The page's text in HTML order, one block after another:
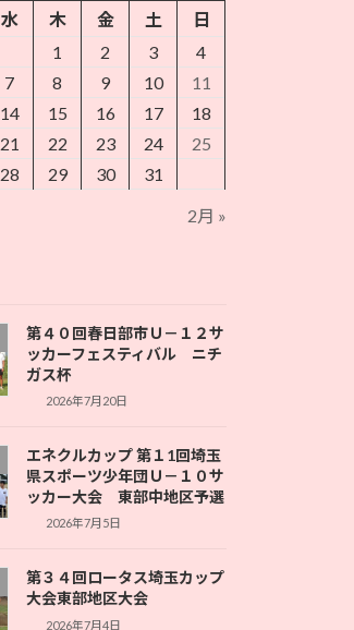
水 木 金 土
日
1
2 3
4
7 8 9 10
11
14 15 16 17
18
21 22 23 24
25
28 29 30 31
2月 »
第４０回春日部市Ｕ－１２サ
ッカーフェスティバル ニチ
ガス杯
2026年7月20日
エネクルカップ 第１1回埼玉
県スポーツ少年団Ｕ－１０サ
ッカー大会 東部中地区予選
2026年7月5日
第３４回ロータス埼玉カップ
大会東部地区大会
2026年7月4日